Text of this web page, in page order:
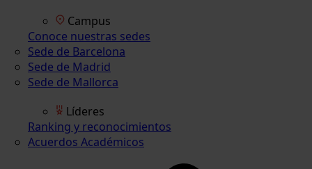
Campus
Conoce nuestras sedes
Sede de Barcelona
Sede de Madrid
Sede de Mallorca
Líderes
Ranking y reconocimientos
Acuerdos Académicos